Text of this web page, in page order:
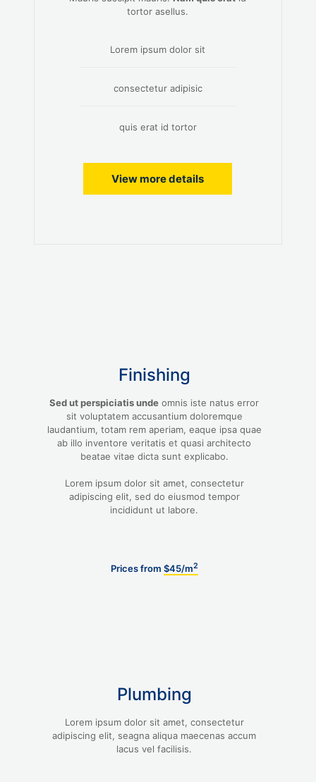
tortor asellus.
Lorem ipsum dolor sit
consectetur adipisic
quis erat id tortor
View more details
Finishing
Sed ut perspiciatis unde omnis iste natus error
sit voluptatem accusantium doloremque
laudantium, totam rem aperiam, eaque ipsa quae
ab illo inventore veritatis et quasi architecto
beatae vitae dicta sunt explicabo.
Lorem ipsum dolor sit amet, consectetur
adipiscing elit, sed do eiusmod tempor
incididunt ut labore.
Prices from $45/m2
Plumbing
Lorem ipsum dolor sit amet, consectetur
adipiscing elit, seagna aliqua maecenas accum
lacus vel facilisis.